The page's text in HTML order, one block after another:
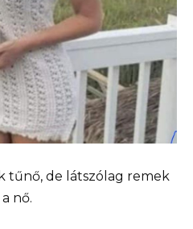
tűnő, de látszólag remek
nő.